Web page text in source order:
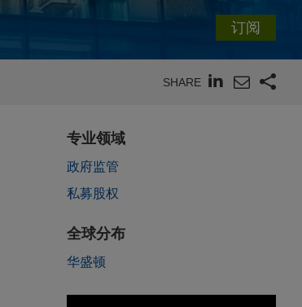
订阅
SHARE
专业领域
政府监管
私募股权
全球分布
华盛顿